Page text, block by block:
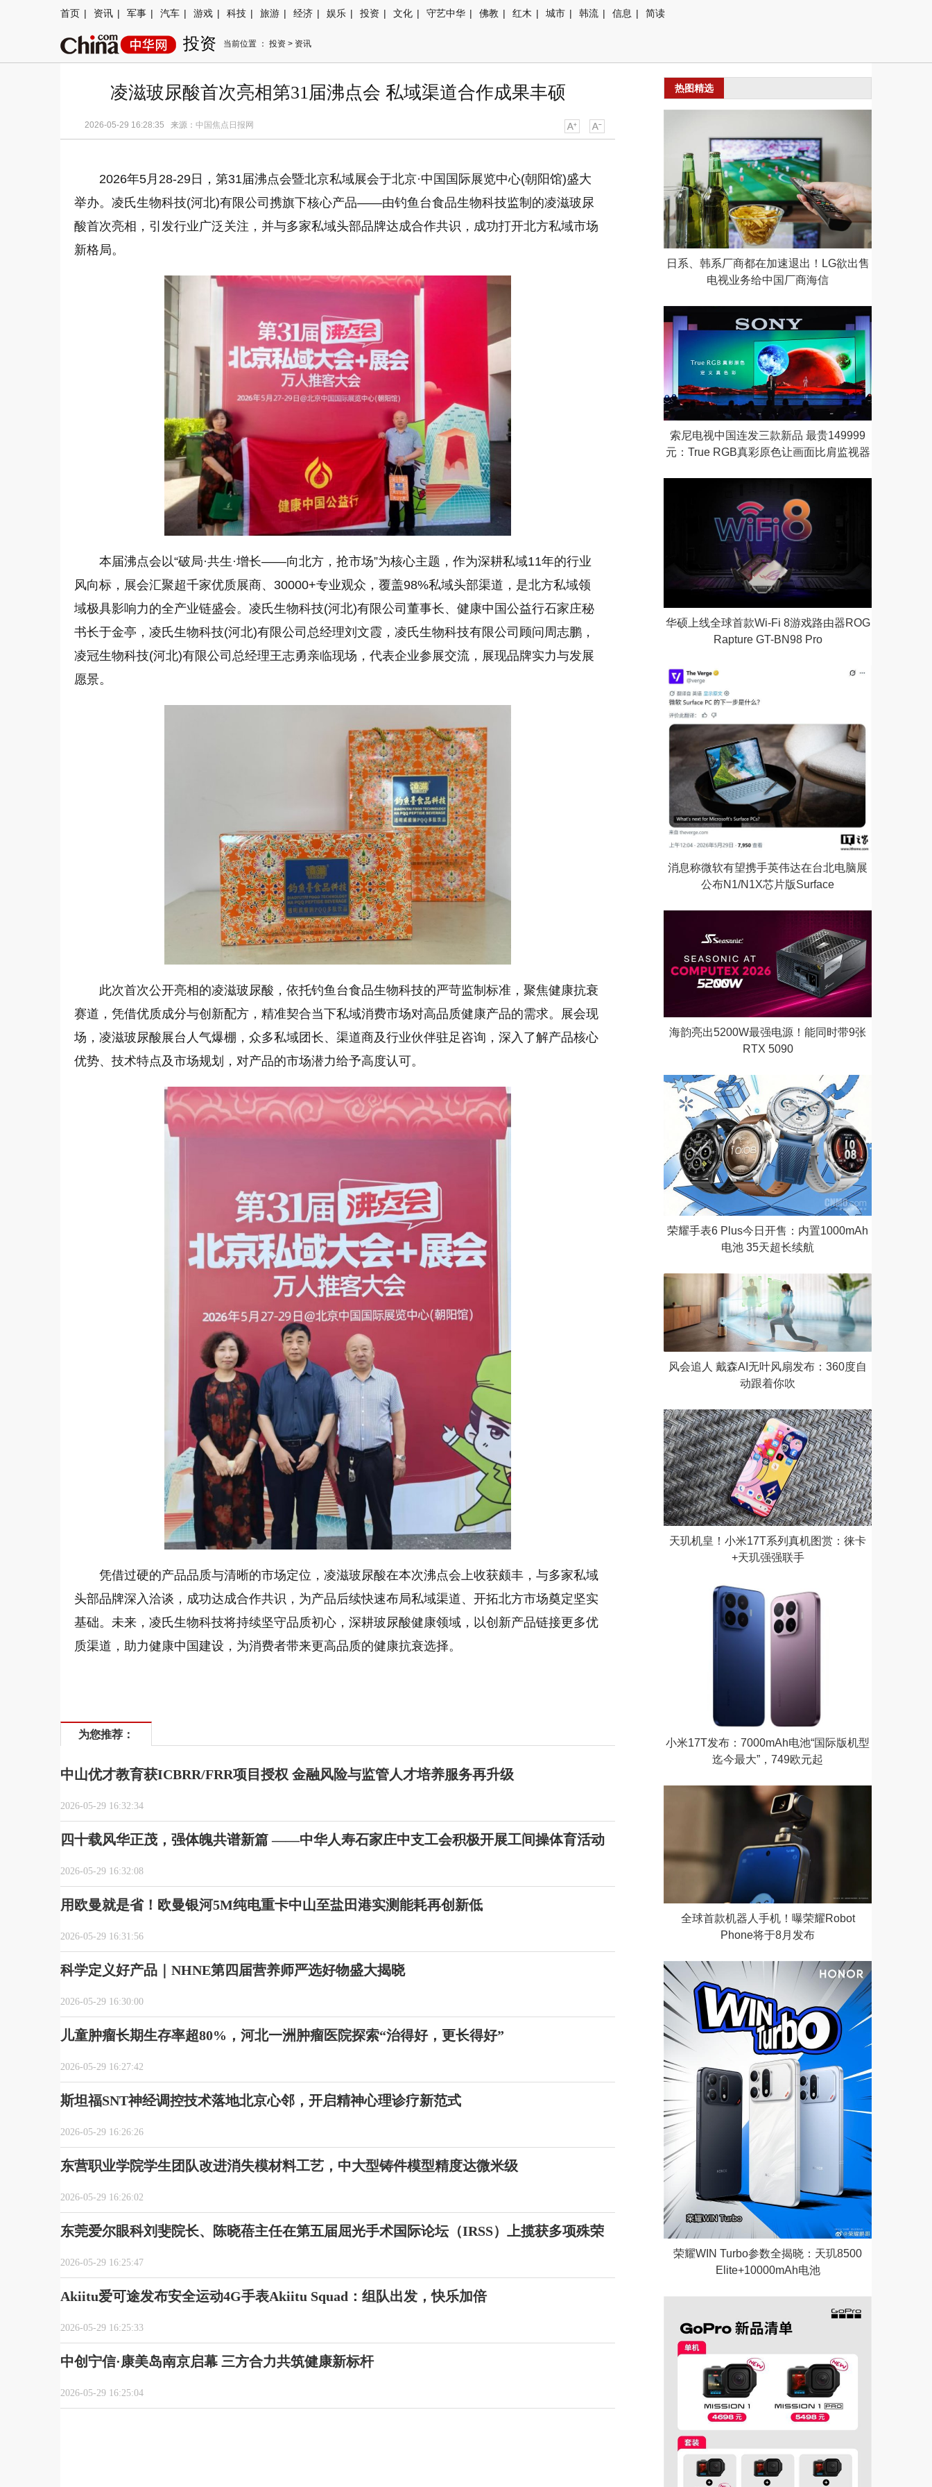
首页 | 资讯 | 军事 | 汽车 | 游戏 | 科技 | 旅游 | 经济 | 娱乐 | 投资 | 文化 | 守艺中华 | 佛教 | 红木 | 城市 | 韩流 | 信息 | 简读
投资 当前位置 ： 投资 > 资讯
凌滋玻尿酸首次亮相第31届沸点会 私域渠道合作成果丰硕
2026-05-29 16:28:35 来源： 中国焦点日报网
2026年5月28-29日，第31届沸点会暨北京私域展会于北京·中国国际展览中心(朝阳馆)盛大
举办。凌氏生物科技(河北)有限公司携旗下核心产品——由钓鱼台食品生物科技监制的凌滋玻尿
酸首次亮相，引发行业广泛关注，并与多家私域头部品牌达成合作共识，成功打开北方私域市场
新格局。
本届沸点会以“破局·共生·增长——向北方，抢市场”为核心主题，作为深耕私域11年的行业
风向标，展会汇聚超千家优质展商、30000+专业观众，覆盖98%私域头部渠道，是北方私域领
域极具影响力的全产业链盛会。凌氏生物科技(河北)有限公司董事长、健康中国公益行石家庄秘
书长于金亭，凌氏生物科技(河北)有限公司总经理刘文霞，凌氏生物科技有限公司顾问周志鹏，
凌冠生物科技(河北)有限公司总经理王志勇亲临现场，代表企业参展交流，展现品牌实力与发展
愿景。
此次首次公开亮相的凌滋玻尿酸，依托钓鱼台食品生物科技的严苛监制标准，聚焦健康抗衰
赛道，凭借优质成分与创新配方，精准契合当下私域消费市场对高品质健康产品的需求。展会现
场，凌滋玻尿酸展台人气爆棚，众多私域团长、渠道商及行业伙伴驻足咨询，深入了解产品核心
优势、技术特点及市场规划，对产品的市场潜力给予高度认可。
凭借过硬的产品品质与清晰的市场定位，凌滋玻尿酸在本次沸点会上收获颇丰，与多家私域
头部品牌深入洽谈，成功达成合作共识，为产品后续快速布局私域渠道、开拓北方市场奠定坚实
基础。未来，凌氏生物科技将持续坚守品质初心，深耕玻尿酸健康领域，以创新产品链接更多优
质渠道，助力健康中国建设，为消费者带来更高品质的健康抗衰选择。
为您推荐：
中山优才教育获ICBRR/FRR项目授权 金融风险与监管人才培养服务再升级
2026-05-29 16:32:34
四十载风华正茂，强体魄共谱新篇 ——中华人寿石家庄中支工会积极开展工间操体育活动
2026-05-29 16:32:08
用欧曼就是省！欧曼银河5M纯电重卡中山至盐田港实测能耗再创新低
2026-05-29 16:31:56
科学定义好产品｜NHNE第四届营养师严选好物盛大揭晓
2026-05-29 16:30:00
儿童肿瘤长期生存率超80%，河北一洲肿瘤医院探索“治得好，更长得好”
2026-05-29 16:27:42
斯坦福SNT神经调控技术落地北京心邻，开启精神心理诊疗新范式
2026-05-29 16:26:26
东营职业学院学生团队改进消失模材料工艺，中大型铸件模型精度达微米级
2026-05-29 16:26:02
东莞爱尔眼科刘斐院长、陈晓蓓主任在第五届屈光手术国际论坛（IRSS）上揽获多项殊荣
2026-05-29 16:25:47
Akiitu爱可途发布安全运动4G手表Akiitu Squad：组队出发，快乐加倍
2026-05-29 16:25:33
中创宁信·康美岛南京启幕 三方合力共筑健康新标杆
2026-05-29 16:25:04
热图精选
日系、韩系厂商都在加速退出！LG欲出售
电视业务给中国厂商海信
索尼电视中国连发三款新品 最贵149999
元：True RGB真彩原色让画面比肩监视器
华硕上线全球首款Wi-Fi 8游戏路由器ROG
Rapture GT-BN98 Pro
消息称微软有望携手英伟达在台北电脑展
公布N1/N1X芯片版Surface
海韵亮出5200W最强电源！能同时带9张
RTX 5090
荣耀手表6 Plus今日开售：内置1000mAh
电池 35天超长续航
风会追人 戴森AI无叶风扇发布：360度自
动跟着你吹
天玑机皇！小米17T系列真机图赏：徕卡
+天玑强强联手
小米17T发布：7000mAh电池“国际版机型
迄今最大”，749欧元起
全球首款机器人手机！曝荣耀Robot
Phone将于8月发布
荣耀WIN Turbo参数全揭晓：天玑8500
Elite+10000mAh电池